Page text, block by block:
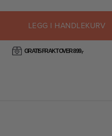
LEGG I HANDLEKURV
GRATIS FRAKT OVER 899,-